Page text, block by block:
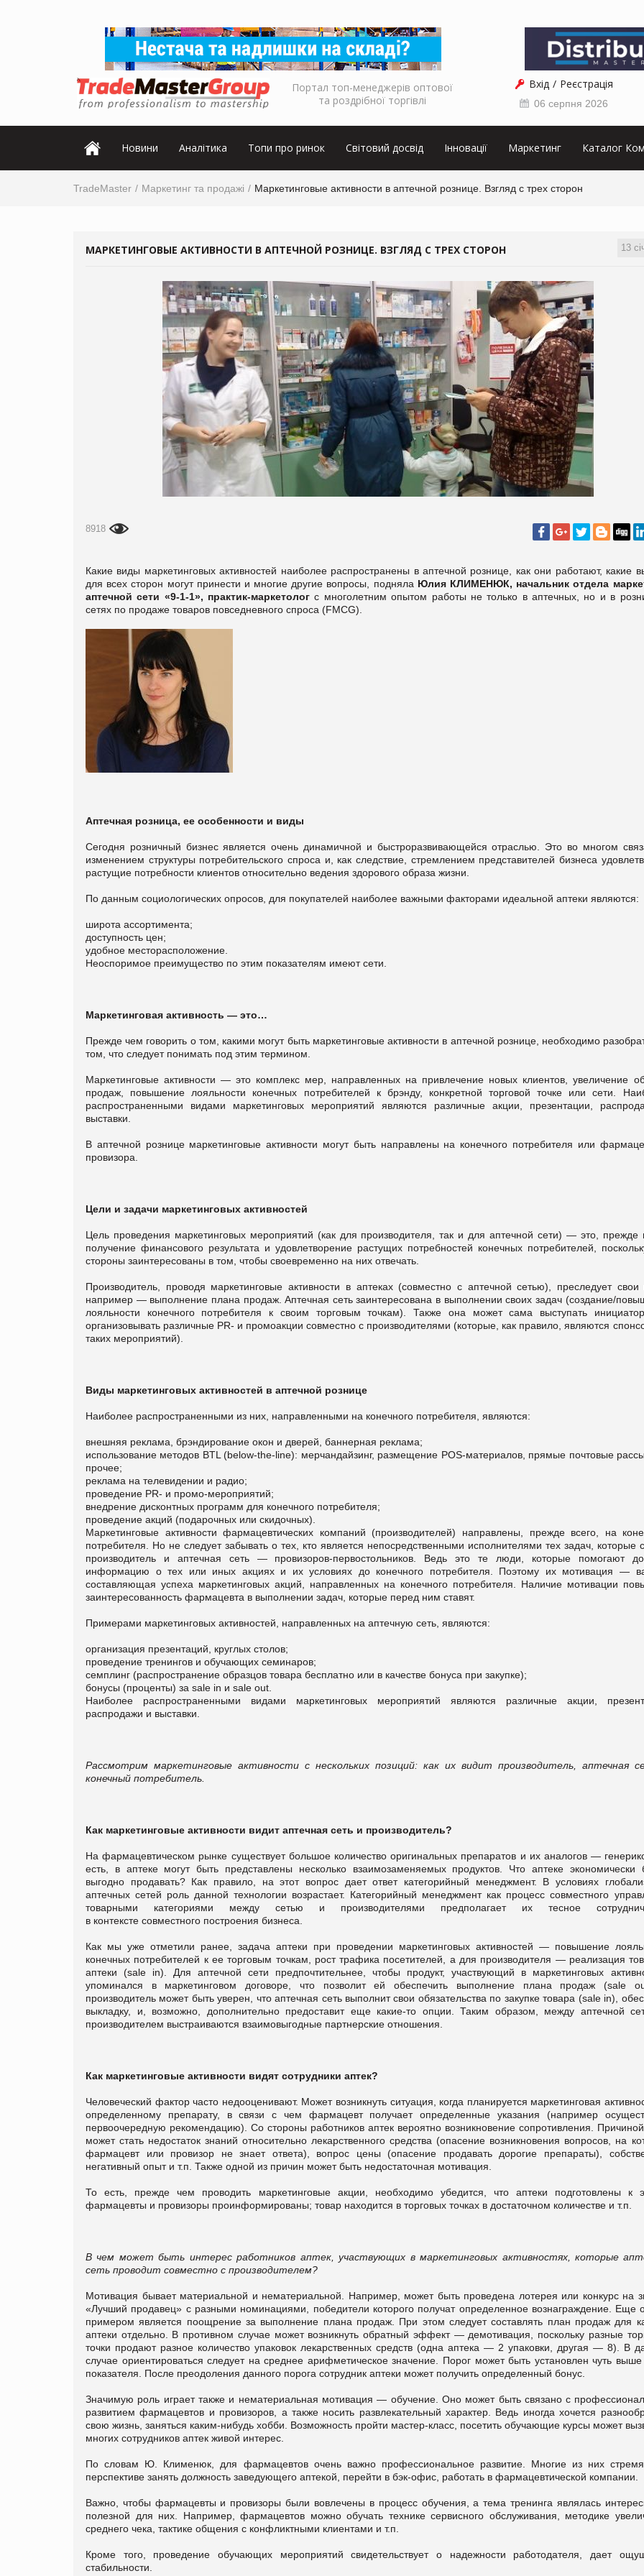
Портал топ-менеджерів оптової
та роздрібної торгівлі
Вхід Реєстрація
06 серпня 2026
Новини Аналітика Топи про ринок Світовий досвід Інновації Маркетинг Каталог
TradeMaster Маркетинг та продажі Маркетинговые активности в аптечной рознице. Взгляд с трех сторон
13
МАРКЕТИНГОВЫЕ АКТИВНОСТИ В АПТЕЧНОЙ РОЗНИЦЕ. ВЗГЛЯД С ТРЕХ СТОРОН
8918
Какие виды маркетинговых активностей наиболее распространены в аптечной рознице, как они работают, какие
для всех сторон могут принести и многие другие вопросы, подняла Юлия КЛИМЕНЮК, начальник отдела
аптечной сети «9-1-1», практик-маркетолог с многолетним опытом работы не только в аптечных, но и в
сетях по продаже товаров повседневного спроса (FMCG).
Аптечная розница, ее особенности и виды
Сегодня розничный бизнес является очень динамичной и быстроразвивающейся отраслью. Это во многом
изменением структуры потребительского спроса и, как следствие, стремлением представителей бизнеса
растущие потребности клиентов относительно ведения здорового образа жизни.
По данным социологических опросов, для покупателей наиболее важными факторами идеальной аптеки являются:
широта ассортимента;
доступность цен;
удобное месторасположение.
Неоспоримое преимущество по этим показателям имеют сети.
Маркетинговая активность — это…
Прежде чем говорить о том, какими могут быть маркетинговые активности в аптечной рознице, необходимо
том, что следует понимать под этим термином.
Маркетинговые активности — это комплекс мер, направленных на привлечение новых клиентов, увеличение
продаж, повышение лояльности конечных потребителей к брэнду, конкретной торговой точке или сети.
распространенными видами маркетинговых мероприятий являются различные акции, презентации,
выставки.
В аптечной рознице маркетинговые активности могут быть направлены на конечного потребителя или
провизора.
Цели и задачи маркетинговых активностей
Цель проведения маркетинговых мероприятий (как для производителя, так и для аптечной сети) — это, прежде
получение финансового результата и удовлетворение растущих потребностей конечных потребителей,
стороны заинтересованы в том, чтобы своевременно на них отвечать.
Производитель, проводя маркетинговые активности в аптеках (совместно с аптечной сетью), преследует свои
например — выполнение плана продаж. Аптечная сеть заинтересована в выполнении своих задач (создание/
лояльности конечного потребителя к своим торговым точкам). Также она может сама выступать
организовывать различные PR- и промоакции совместно с производителями (которые, как правило, являются
таких мероприятий).
Виды маркетинговых активностей в аптечной рознице
Наиболее распространенными из них, направленными на конечного потребителя, являются:
внешняя реклама, брэндирование окон и дверей, баннерная реклама;
использование методов BTL (below-the-line): мерчандайзинг, размещение POS-материалов, прямые почтовые
прочее;
реклама на телевидении и радио;
проведение PR- и промо-мероприятий;
внедрение дисконтных программ для конечного потребителя;
проведение акций (подарочных или скидочных).
Маркетинговые активности фармацевтических компаний (производителей) направлены, прежде всего, на
потребителя. Но не следует забывать о тех, кто является непосредственными исполнителями тех задач, которые
производитель и аптечная сеть — провизоров-первостольников. Ведь это те люди, которые помогают
информацию о тех или иных акциях и их условиях до конечного потребителя. Поэтому их мотивация —
составляющая успеха маркетинговых акций, направленных на конечного потребителя. Наличие мотивации
заинтересованность фармацевта в выполнении задач, которые перед ним ставят.
Примерами маркетинговых активностей, направленных на аптечную сеть, являются:
организация презентаций, круглых столов;
проведение тренингов и обучающих семинаров;
семплинг (распространение образцов товара бесплатно или в качестве бонуса при закупке);
бонусы (проценты) за sale in и sale out.
Наиболее распространенными видами маркетинговых мероприятий являются различные акции,
распродажи и выставки.
Рассмотрим маркетинговые активности с нескольких позиций: как их видит производитель, аптечная
конечный потребитель.
Как маркетинговые активности видит аптечная сеть и производитель?
На фармацевтическом рынке существует большое количество оригинальных препаратов и их аналогов —
есть, в аптеке могут быть представлены несколько взаимозаменяемых продуктов. Что аптеке экономически
выгодно продавать? Как правило, на этот вопрос дает ответ категорийный менеджмент. В условиях
аптечных сетей роль данной технологии возрастает. Категорийный менеджмент как процесс совместного
товарными категориями между сетью и производителями предполагает их тесное
в контексте совместного построения бизнеса.
Как мы уже отметили ранее, задача аптеки при проведении маркетинговых активностей — повышение
конечных потребителей к ее торговым точкам, рост трафика посетителей, а для производителя — реализация
аптеки (sale in). Для аптечной сети предпочтительнее, чтобы продукт, участвующий в маркетинговых
упоминался в маркетинговом договоре, что позволит ей обеспечить выполнение плана продаж (sale
производитель может быть уверен, что аптечная сеть выполнит свои обязательства по закупке товара (sale in),
выкладку, и, возможно, дополнительно предоставит еще какие-то опции. Таким образом, между аптечной
производителем выстраиваются взаимовыгодные партнерские отношения.
Как маркетинговые активности видят сотрудники аптек?
Человеческий фактор часто недооценивают. Может возникнуть ситуация, когда планируется маркетинговая
определенному препарату, в связи с чем фармацевт получает определенные указания (например
первоочередную рекомендацию). Со стороны работников аптек вероятно возникновение сопротивления.
может стать недостаток знаний относительно лекарственного средства (опасение возникновения вопросов, на
фармацевт или провизор не знает ответа), вопрос цены (опасение продавать дорогие препараты),
негативный опыт и т.п. Также одной из причин может быть недостаточная мотивация.
То есть, прежде чем проводить маркетинговые акции, необходимо убедится, что аптеки подготовлены к
фармацевты и провизоры проинформированы; товар находится в торговых точках в достаточном количестве и т.п.
В чем может быть интерес работников аптек, участвующих в маркетинговых активностях, которые
сеть проводит совместно с производителем?
Мотивация бывает материальной и нематериальной. Например, может быть проведена лотерея или конкурс на
«Лучший продавец» с разными номинациями, победители которого получат определенное вознаграждение. Еще
примером является поощрение за выполнение плана продаж. При этом следует составлять план продаж для
аптеки отдельно. В противном случае может возникнуть обратный эффект — демотивация, поскольку разные
точки продают разное количество упаковок лекарственных средств (одна аптека — 2 упаковки, другая — 8). В
случае ориентироваться следует на среднее арифметическое значение. Порог может быть установлен чуть выше
показателя. После преодоления данного порога сотрудник аптеки может получить определенный бонус.
Значимую роль играет также и нематериальная мотивация — обучение. Оно может быть связано с
развитием фармацевтов и провизоров, а также носить развлекательный характер. Ведь иногда хочется
свою жизнь, заняться каким-нибудь хобби. Возможность пройти мастер-класс, посетить обучающие курсы может
многих сотрудников аптек живой интерес.
По словам Ю. Клименюк, для фармацевтов очень важно профессиональное развитие. Многие из них
перспективе занять должность заведующего аптекой, перейти в бэк-офис, работать в фармацевтической компании.
Важно, чтобы фармацевты и провизоры были вовлечены в процесс обучения, а тема тренинга являлась
полезной для них. Например, фармацевтов можно обучать технике сервисного обслуживания, методике
среднего чека, тактике общения с конфликтными клиентами и т.п.
Кроме того, проведение обучающих мероприятий свидетельствует о надежности работодателя, дает
стабильности.